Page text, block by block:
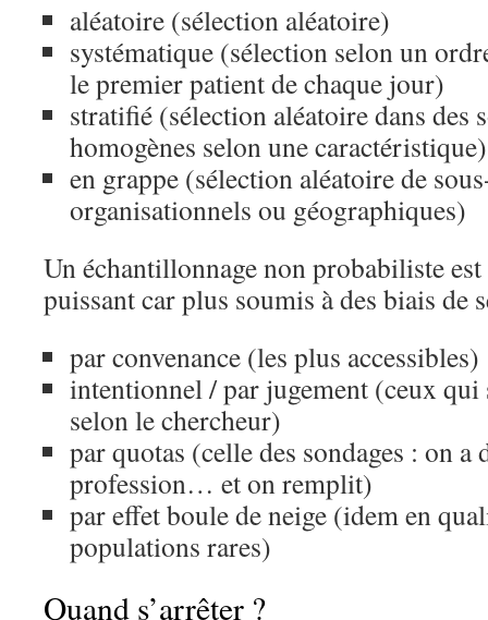
aléatoire (sélection aléatoire)
systématique (sélection selon un
le premier patient de chaque jour)
stratifié (sélection aléatoire dans des
homogènes selon une caractéristique)
en grappe (sélection aléatoire de
organisationnels ou géographiques)
Un échantillonnage non probabiliste
puissant car plus soumis à des biais de
par convenance (les plus accessibles)
intentionnel / par jugement (ceux
selon le chercheur)
par quotas (celle des sondages : on a
profession… et on remplit)
par effet boule de neige (idem en
populations rares)
Quand s’arrêter ?